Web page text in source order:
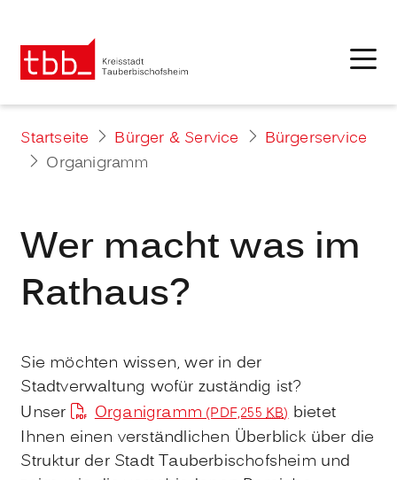
Startseite Bürger & Service
Bürgerservice
Organigramm
Wer macht was im
Rathaus?
Sie möchten wissen, wer in der
Stadtverwaltung wofür zuständig ist?
Unser
Organigramm(PDF,255KB)bietet
Ihnen einen verständlichen Überblick über die
Struktur der Stadt Tauberbischofsheim und